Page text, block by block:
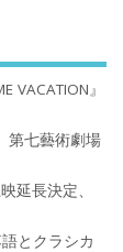
VACATION』
第七藝術劇場
延長決定、
とクラシカ